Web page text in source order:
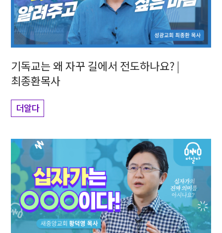
기독교는 왜 자꾸 길에서 전도하나요? |
최종환목사
더알다